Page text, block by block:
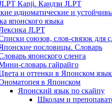
Kanji. Кандзи JLPT
идиоматические и
японского языка
JLPT
союзов, слов-связок для
пословицы. Словарь
японского сленга
словарь гайрайго
и оттенки в Японском
в Японском
Японский язык по скайпу
Школам и